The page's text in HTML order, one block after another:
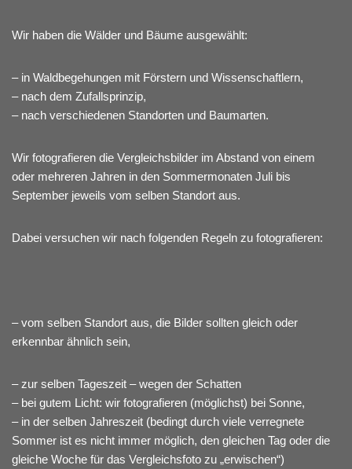
Wir haben die Wälder und Bäume ausgewählt:
– in Waldbegehungen mit Förstern und Wissenschaftlern,
– nach dem Zufallsprinzip,
– nach verschiedenen Standorten und Baumarten.
Wir fotografieren die Vergleichsbilder im Abstand von einem
oder mehreren Jahren in den Sommermonaten Juli bis
September jeweils vom selben Standort aus.
Dabei versuchen wir nach folgenden Regeln zu fotografieren:
– vom selben Standort aus, die Bilder sollten gleich oder
erkennbar ähnlich sein,
– zur selben Tageszeit – wegen der Schatten
– bei gutem Licht: wir fotografieren (möglichst) bei Sonne,
– in der selben Jahreszeit (bedingt durch viele verregnete
Sommer ist es nicht immer möglich, den gleichen Tag oder die
gleiche Woche für das Vergleichsfoto zu „erwischen“)